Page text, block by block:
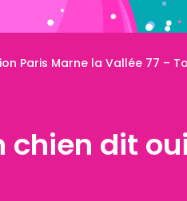
Paris Marne la Vallée 77 –
chien dit